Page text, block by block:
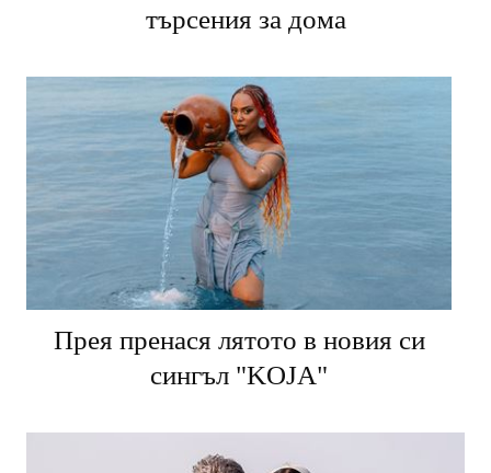
търсения за дома
Прея пренася лятото в новия си
сингъл "KOJA"